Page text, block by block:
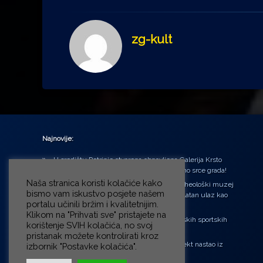
zg-kult
Najnovije:
U središtu Petrinje otvorena obnovljena Galerija Krsto
Hegedušić: Kultura vraćena kući, u samo srce grada!
Od petka do nedjelje (31.7. – 2.8.2026.) Arheološki muzej
u Zagrebu otvara vrata građanima: Besplatan ulaz kao
zaklon od toplinskog vala
‘Ni med cvetjem ni pravice’ na Aleji hrvatskih sportskih
velikana
“Rubikova kocka – složi svoju priču”, projekt nastao iz
Naša stranica koristi kolačiće kako
bismo vam iskustvo posjete našem
portalu učinili bržim i kvalitetnijim.
Klikom na "Prihvati sve" pristajete na
korištenje SVIH kolačića, no svoj
pristanak možete kontrolirati kroz
izbornik "Postavke kolačića".